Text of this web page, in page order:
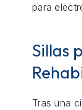
para
Sillas
Tras una